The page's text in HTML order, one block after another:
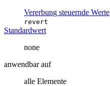
Vererbung steuernde Werte
revert
Standardwert
none
anwendbar auf
alle Elemente